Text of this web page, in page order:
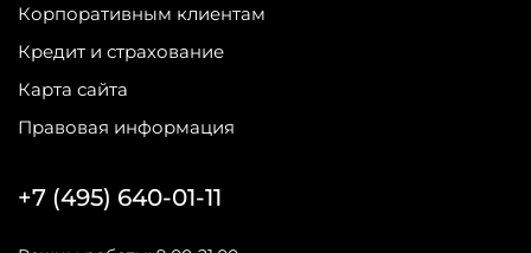
Корпоративным клиентам
Кредит и страхование
Карта сайта
Правовая информация
+7 (495) 640-01-11